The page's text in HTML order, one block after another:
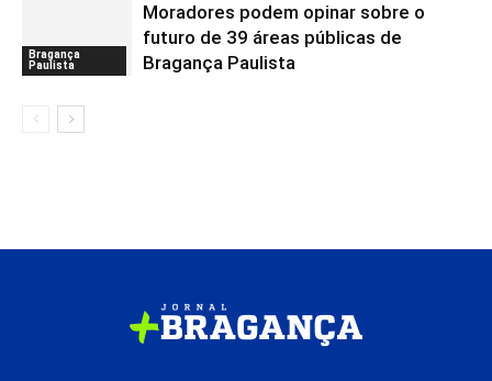
Bragança
Paulista
Moradores podem opinar sobre o
futuro de 39 áreas públicas de
Bragança Paulista